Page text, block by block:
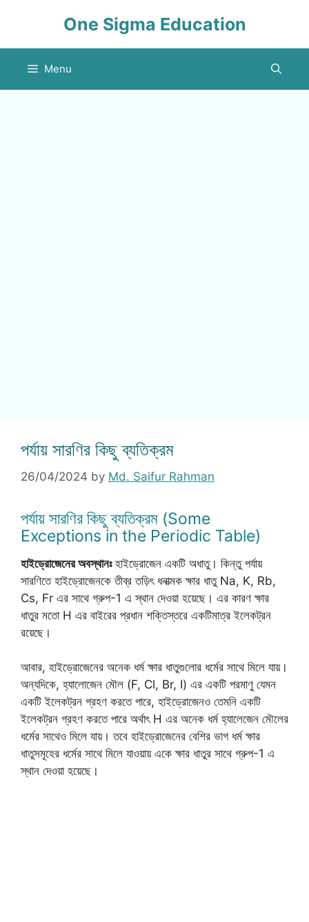
One Sigma Education
Menu
পর্যায় সারণির কিছু ব্যতিক্রম
26/04/2024 by Md. Saifur Rahman
পর্যায় সারণির কিছু ব্যতিক্রম (Some
Exceptions in the Periodic Table)
হাইড্রোজেনের অবস্থানঃহাইড্রোজেন একটি অধাতু। কিন্তু পর্যায়
সারণিতে হাইড্রোজেনকে তীব্র তড়িৎ ধনাত্মক ক্ষার ধাতু Na, K, Rb,
Cs, Fr এর সাথে গ্রুপ-1 এ স্থান দেওয়া হয়েছে। এর কারণ ক্ষার
ধাতুর মতো H এর বাইরের প্রধান শক্তিস্তরে একটিমাত্র ইলেকট্রন
রয়েছে।
আবার, হাইড্রোজেনের অনেক ধর্ম ক্ষার ধাতুগুলোর ধর্মের সাথে মিলে যায়।
অন্যদিকে, হ্যালোজেন মৌল (F, Cl, Br, I) এর একটি পরমাণু যেমন
একটি ইলেকট্রন গ্রহণ করতে পারে, হাইড্রোজেনও তেমনি একটি
ইলেকট্রন গ্রহণ করতে পারে অর্থাৎ H এর অনেক ধর্ম হ্যালেজেন মৌলের
ধর্মের সাথেও মিলে যায়। তবে হাইড্রোজেনের বেশির ভাগ ধর্ম ক্ষার
ধাতুসমূহের ধর্মের সাথে মিলে যাওয়ায় একে ক্ষার ধাতুর সাথে গ্রুপ-1 এ
স্থান দেওয়া হয়েছে।